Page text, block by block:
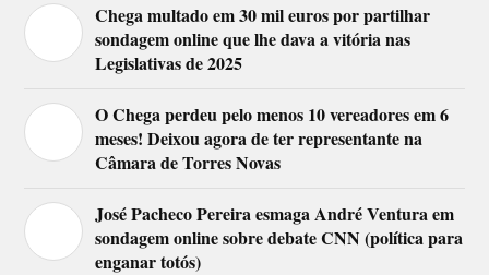
Chega multado em 30 mil euros por partilhar
sondagem online que lhe dava a vitória nas
Legislativas de 2025
O Chega perdeu pelo menos 10 vereadores em 6
meses! Deixou agora de ter representante na
Câmara de Torres Novas
José Pacheco Pereira esmaga André Ventura em
sondagem online sobre debate CNN (política para
enganar totós)